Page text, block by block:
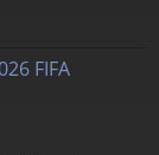
FIFA